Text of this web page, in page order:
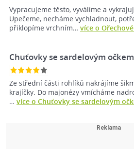
Vypracujeme těsto, vyválíme a
Upečeme, necháme vychladnout,
přiklopíme vrchním… více o
Chuťovky se sardelovým očkem
Ze střední části rohlíků nakrájíme
krajíčky. Do majonézy vmícháme
… více o Chuťovky se sardelovým